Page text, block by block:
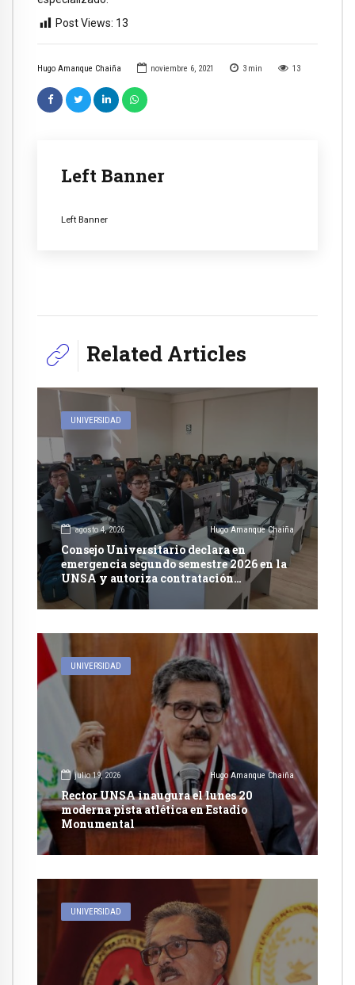
Hugo Amanque Chaiña noviembre 6, 2021 3 min 13
Left Banner
Left Banner
Post Views: 13
Related Articles
UNIVERSIDAD
agosto 4, 2026 Hugo Amanque Chaiña
Consejo Universitario declara en
emergencia segundo semestre 2026 en la
UNSA y autoriza contratación
excepcional de docentes
UNIVERSIDAD
julio 19, 2026 Hugo Amanque Chaiña
Rector UNSA inaugura el lunes 20
moderna pista atlética en Estadio
Monumental
UNIVERSIDAD